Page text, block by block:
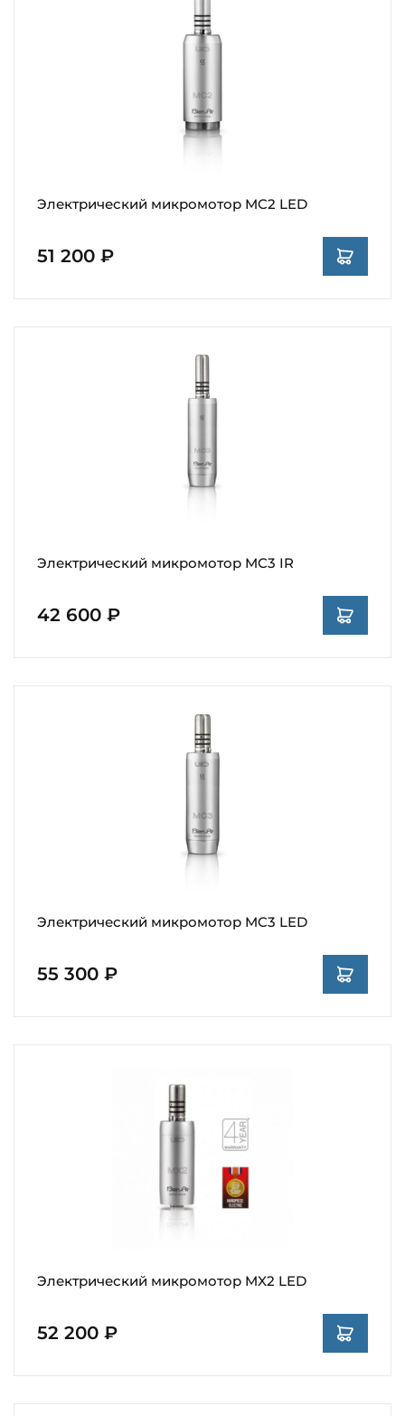
Электрический микромотор MC2 LED
51 200 ₽
Электрический микромотор MC3 IR
42 600 ₽
Электрический микромотор MC3 LED
55 300 ₽
Электрический микромотор MX2 LED
52 200 ₽